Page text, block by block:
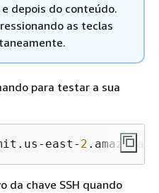
depois do conteúdo.
as teclas
para testar a sua
east- 2
da chave SSH quando